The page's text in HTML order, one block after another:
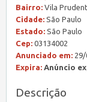
Bairro: Vila
Cidade: São Paulo
Estado: São Paulo
Cep: 03134002
Anunciado em: 29/
Expira: Anúncio
Descrição